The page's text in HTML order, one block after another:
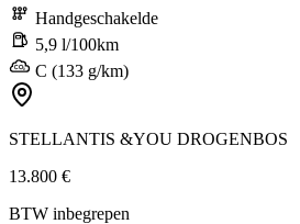
Handgeschakelde
5,9 l/100km
C (133 g/km)
STELLANTIS &YOU DROGENBOS
13.800 €
BTW inbegrepen